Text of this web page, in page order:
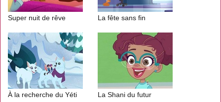
Super nuit de rêve La fête sans fin
À la recherche du Yéti La Shani du futur